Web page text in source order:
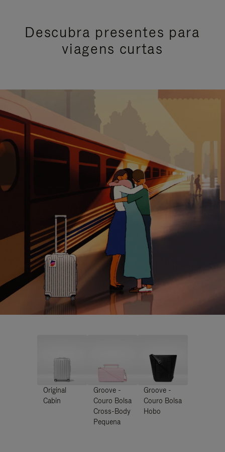
Descubra presentes para
viagens curtas
Original
Cabin
Groove -
Couro Bolsa
Cross-Body
Pequena
Groove -
Couro Bolsa
Hobo